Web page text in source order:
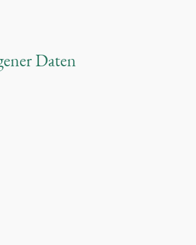
Daten